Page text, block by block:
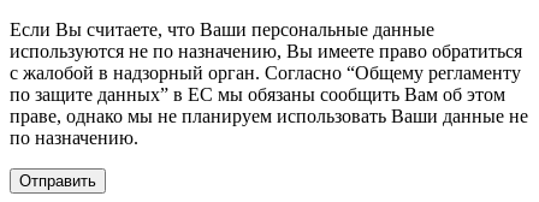
Если Вы считаете, что Ваши персональные данные
используются не по назначению, Вы имеете право обратиться
с жалобой в надзорный орган. Согласно “Общему регламенту
по защите данных” в ЕС мы обязаны сообщить Вам об этом
праве, однако мы не планируем использовать Ваши данные не
по назначению.
Отправить